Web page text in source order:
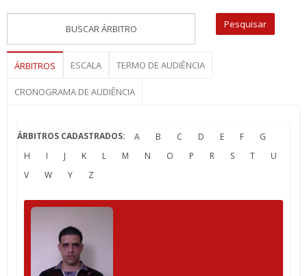
ÁRBITROS ESCALA TERMO DE AUDIÊNCIA
CRONOGRAMA DE AUDIÊNCIA
ÁRBITROS CADASTRADOS: A B C D E F
G
H
I J K L M N O P R S T
U
V
W Y Z